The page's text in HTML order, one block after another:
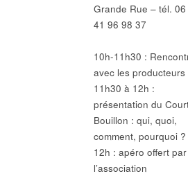
Grande Rue – tél. 06
41 96 98 37
10h-11h30 :
avec les producteurs
11h30 à 12h :
présentation du
Bouillon : qui, quoi,
comment, pourquoi ?
12h : apéro offert par
l’association